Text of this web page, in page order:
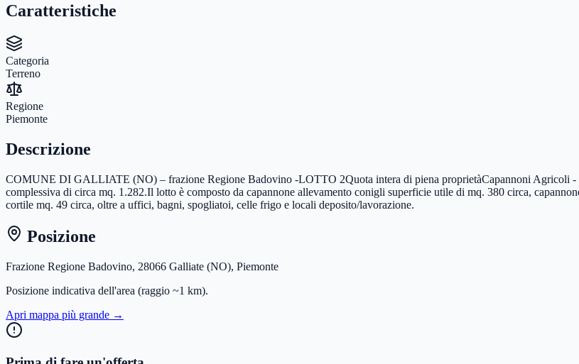
Caratteristiche
Categoria
Terreno
Regione
Piemonte
Descrizione
COMUNE DI GALLIATE (NO) – frazione Regione Badovino -LOTTO 2Quota intera di piena proprietàCapannoni Agricoli -
complessiva di circa mq. 1.282.Il lotto è composto da capannone allevamento conigli superficie utile di mq. 380 circa,
cortile mq. 49 circa, oltre a uffici, bagni, spogliatoi, celle frigo e locali deposito/lavorazione.
Posizione
Frazione Regione Badovino, 28066 Galliate (NO), Piemonte
Posizione indicativa dell'area (raggio ~1 km).
Apri mappa più grande →